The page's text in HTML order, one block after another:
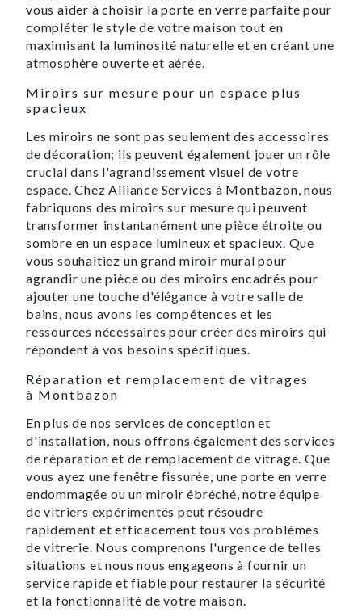
vous aider à choisir la porte en verre parfaite pour
compléter le style de votre maison tout en
maximisant la luminosité naturelle et en créant une
atmosphère ouverte et aérée.
Miroirs sur mesure pour un espace plus
spacieux
Les miroirs ne sont pas seulement des accessoires
de décoration; ils peuvent également jouer un rôle
crucial dans l'agrandissement visuel de votre
espace. Chez Alliance Services à Montbazon, nous
fabriquons des miroirs sur mesure qui peuvent
transformer instantanément une pièce étroite ou
sombre en un espace lumineux et spacieux. Que
vous souhaitiez un grand miroir mural pour
agrandir une pièce ou des miroirs encadrés pour
ajouter une touche d'élégance à votre salle de
bains, nous avons les compétences et les
ressources nécessaires pour créer des miroirs qui
répondent à vos besoins spécifiques.
Réparation et remplacement de vitrages
à Montbazon
En plus de nos services de conception et
d'installation, nous offrons également des services
de réparation et de remplacement de vitrage. Que
vous ayez une fenêtre fissurée, une porte en verre
endommagée ou un miroir ébréché, notre équipe
de vitriers expérimentés peut résoudre
rapidement et efficacement tous vos problèmes
de vitrerie. Nous comprenons l'urgence de telles
situations et nous nous engageons à fournir un
service rapide et fiable pour restaurer la sécurité
et la fonctionnalité de votre maison.